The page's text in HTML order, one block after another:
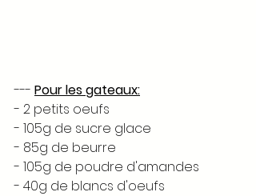
--- Pour les gateaux:
- 2 petits oeufs
- 105g de sucre glace
- 85g de beurre
- 105g de poudre d'amandes
- 40g de blancs d'oeufs